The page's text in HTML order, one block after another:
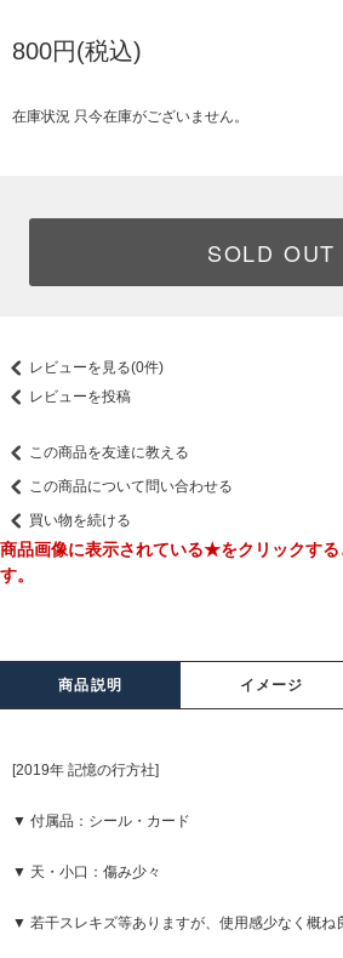
800円(税込)
在庫状況 只今在庫がございません。
SOLD OUT
レビューを見る(0件)
レビューを投稿
この商品を友達に教える
この商品について問い合わせる
買い物を続ける
商品画像に表示されている★をクリックする
す。
商品説明 イメージ
[2019年 記憶の行方社]
▼ 付属品：シール・カード
▼ 天・小口：傷み少々
▼ 若干スレキズ等ありますが、使用感少なく概ね